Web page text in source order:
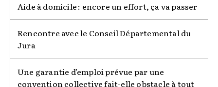
Aide à domicile : encore un effort, ça va passer
Rencontre avec le Conseil Départemental du
Jura
Une garantie d’emploi prévue par une
convention collective fait-elle obstacle à tout